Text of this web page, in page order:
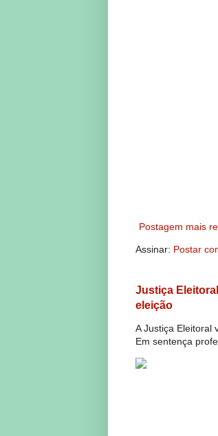
Postagem mais
Assinar: Postar
Justiça
eleição
A Justiça Eleitoral
Em sentença